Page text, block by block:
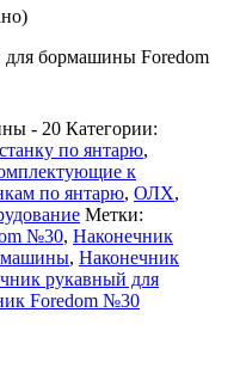
для бормашины Foredom
- 20 Категории:
по янтарю,
к
по янтарю, ОЛХ,
Метки:
№30, Наконечник
, Наконечник
рукавный для
Foredom №30